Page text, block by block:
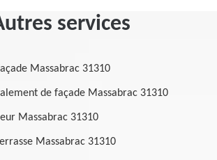
services
Massabrac 31310
de façade Massabrac 31310
Massabrac 31310
Massabrac 31310